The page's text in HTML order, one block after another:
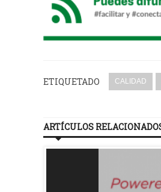
ETIQUETADO CALIDAD
ARTÍCULOS